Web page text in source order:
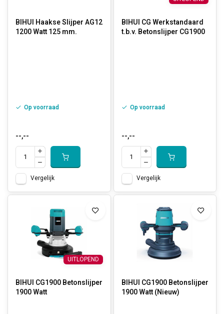
BIHUI Haakse Slijper AG12
1200 Watt 125 mm.
Op voorraad
--,--
Vergelijk
BIHUI CG Werkstandaard
t.b.v. Betonslijper CG1900
Op voorraad
--,--
Vergelijk
UITLOPEND
BIHUI CG1900 Betonslijper
1900 Watt
BIHUI CG1900 Betonslijper
1900 Watt (Nieuw)